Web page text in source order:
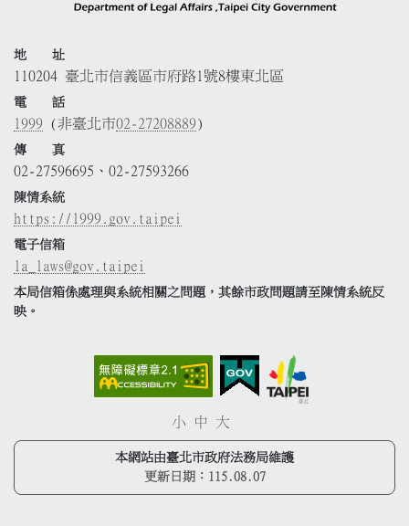
地 址
110204 臺北市信義區市府路1號8樓東北區
電 話
1999 (非臺北市02-27208889)
傳 真
02-27596695、02-27593266
陳情系統
https://1999.gov.taipei
電子信箱
la_laws@gov.taipei
本局信箱係處理與系統相關之問題，其餘市政問題請至陳情系統反
映。
小 中 大
本網站由臺北市政府法務局維護
更新日期： 115.08.07